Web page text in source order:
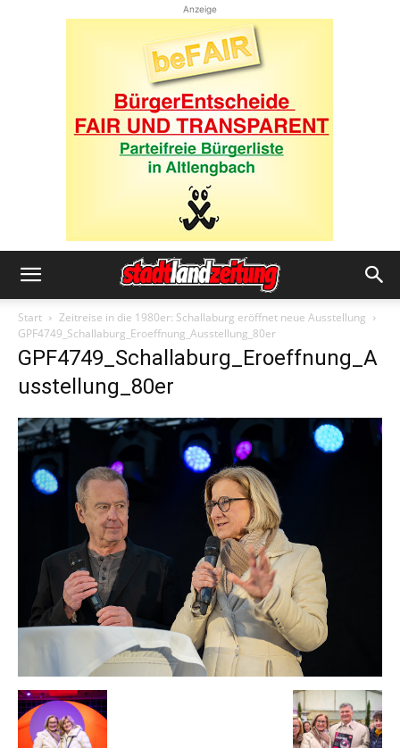
Anzeige
Start
Zeitreise in die 1980er: Schallaburg eröffnet neue Ausstellung
GPF4749_Schallaburg_Eroeffnung_Ausstellung_80er
GPF4749_Schallaburg_Eroeffnung_A
usstellung_80er